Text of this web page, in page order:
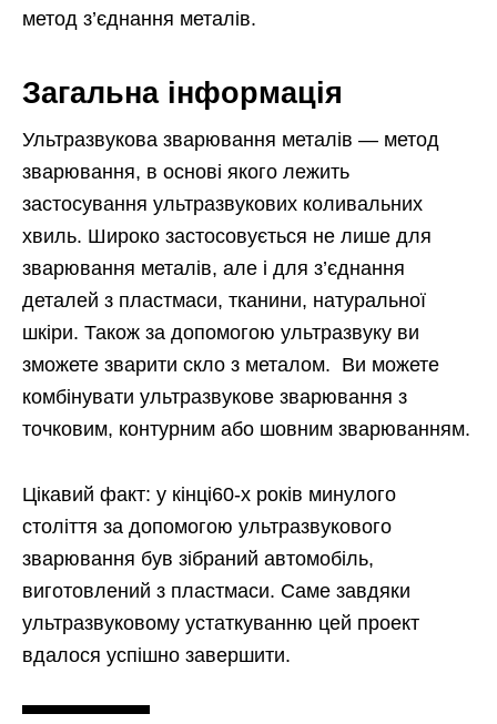
метод з’єднання металів.
Загальна інформація
Ультразвукова зварювання металів — метод
зварювання, в основі якого лежить
застосування ультразвукових коливальних
хвиль. Широко застосовується не лише для
зварювання металів, але і для з’єднання
деталей з пластмаси, тканини, натуральної
шкіри. Також за допомогою ультразвуку ви
зможете зварити скло з металом. Ви можете
комбінувати ультразвукове зварювання з
точковим, контурним або шовним зварюванням.
Цікавий факт: у кінці60-х років минулого
століття за допомогою ультразвукового
зварювання був зібраний автомобіль,
виготовлений з пластмаси. Саме завдяки
ультразвуковому устаткуванню цей проект
вдалося успішно завершити.